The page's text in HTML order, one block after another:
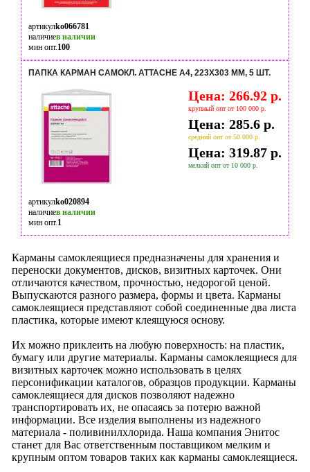
артикулko066781
наличиев наличии
мин опт.100
ПАПКА КАРМАН САМОКЛ. ATTACHE А4, 223Х303 ММ, 5 ШТ.
Цена: 266.92 р.
крупный опт от 100 000 р.
Цена: 285.6 р.
средний опт от 50 000 р.
Цена: 319.87 р.
мелкий опт от 10 000 р.
артикулko020894
наличиев наличии
мин опт.1
Карманы самоклеящиеся предназначены для хранения и
переноски документов, дисков, визитных карточек. Они
отличаются качеством, прочностью, недорогой ценой.
Выпускаются разного размера, формы и цвета. Карманы
самоклеящиеся представляют собой соединенные два листа
пластика, которые имеют клеящуюся основу.
Их можно приклеить на любую поверхность: на пластик,
бумагу или другие материалы. Карманы самоклеящиеся для
визитных карточек можно использовать в целях
персонификации каталогов, образцов продукции. Карманы
самоклеящиеся для дисков позволяют надежно
транспортировать их, не опасаясь за потерю важной
информации. Все изделия выполнены из надежного
материала - поливинилхлорида. Наша компания Энитос
станет для Вас ответственным поставщиком мелким и
крупным оптом товаров таких как карманы самоклеящиеся.